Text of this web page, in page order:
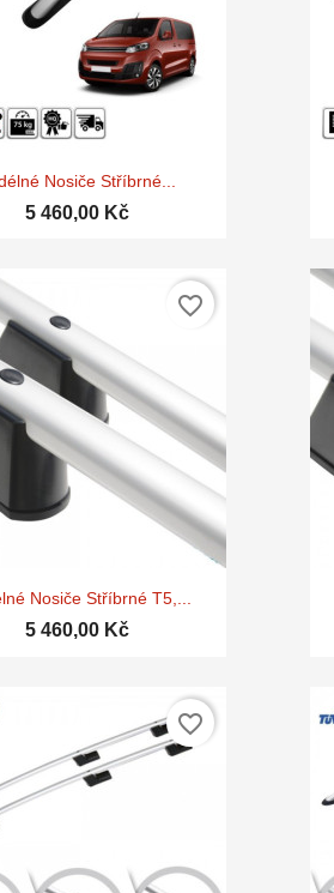
Rychlý náhled
Nosiče Stříbrné...
5 460,00 Kč
 Rychlý náhled
Nosiče Stříbrné T5,...
5 460,00 Kč
favorite_border
favorite_border